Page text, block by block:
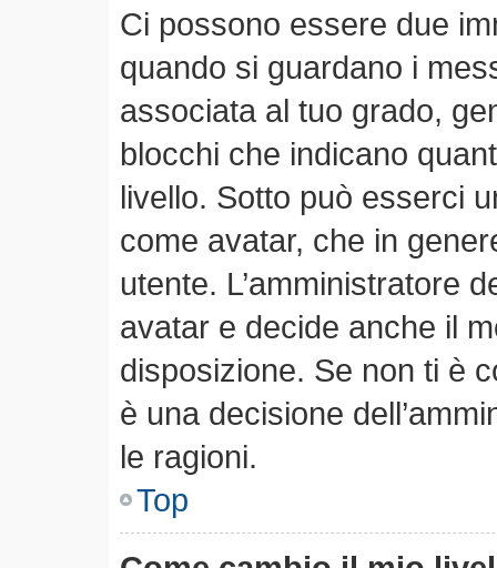
Ci possono essere due
quando si guardano i
associata al tuo grado,
blocchi che indicano
livello. Sotto può esserci
come avatar, che in
utente. L’amministratore
avatar e decide anche il
disposizione. Se non ti è
è una decisione
le ragioni.
Top